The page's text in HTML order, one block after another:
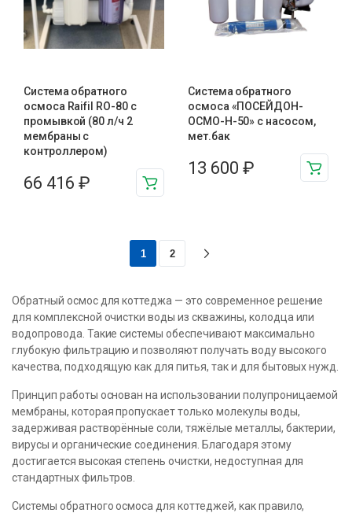
Система обратного
осмоса Raifil RO-80 с
промывкой (80 л/ч 2
мембраны с
контроллером)
66 416 ₽
Система обратного
осмоса «ПОСЕЙДОН-
ОСМО-Н-50» с насосом,
мет.бак
13 600 ₽
1 2
Обратный осмос для коттеджа — это современное решение
для комплексной очистки воды из скважины, колодца или
водопровода. Такие системы обеспечивают максимально
глубокую фильтрацию и позволяют получать воду высокого
качества, подходящую как для питья, так и для бытовых нужд.
Принцип работы основан на использовании полупроницаемой
мембраны, которая пропускает только молекулы воды,
задерживая растворённые соли, тяжёлые металлы, бактерии,
вирусы и органические соединения. Благодаря этому
достигается высокая степень очистки, недоступная для
стандартных фильтров.
Системы обратного осмоса для коттеджей, как правило,